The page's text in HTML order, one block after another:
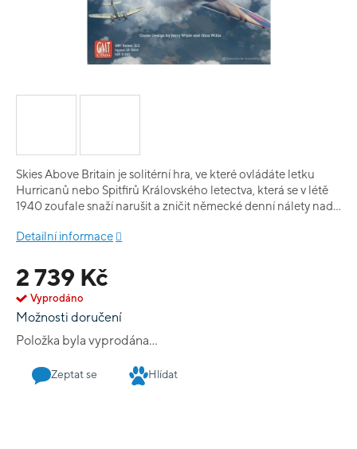
2 739 Kč
Vyprodáno
Možnosti doručení
Položka byla vyprodána…
Skies Above Britain je solitérní hra, ve které ovládáte letku
Hurricanů nebo Spitfirů Královského letectva, která se v létě
1940 zoufale snaží narušit a zničit německé denní nálety nad
přilétající nálet, zachytit ho a vyhnout se nebo porazit roje
početně převyšují a jejichž piloti mají větší zkušenosti a taktiku.
Hra simuluje souboje stíhačů a bombardérů na úrovni
jednotlivých letadel pomocí systému s podporou karet, který
simuluje klíčová taktická rozhodnutí, aniž by se vytratil pocit
rychlého leteckého boje. Hráč může létat podle scénářů
představujících jednotlivé hlídky nebo pomocí generátoru
hlídek vytvářet nekonečné množství realistických jednotlivých
hlídek, kampaní s více hlídkami nebo větších kampaní
Detailní informace
Zeptat se Hlídat